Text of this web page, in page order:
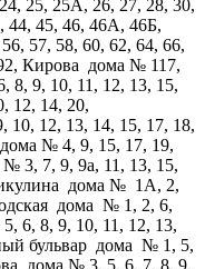
25, 25А, 26, 27, 28, 30,
44, 45, 46, 46А, 46Б,
57, 58, 60, 62, 64, 66,
Кирова дома № 117,
9, 10, 11, 12, 13, 15,
12, 14, 20,
12, 13, 14, 15, 17, 18,
№ 4, 9, 15, 17, 19,
3, 7, 9, 9а, 11, 13, 15,
дома № 1А, 2,
дома № 1, 2, 6,
6, 8, 9, 10, 11, 12, 13,
бульвар дома № 1, 5,